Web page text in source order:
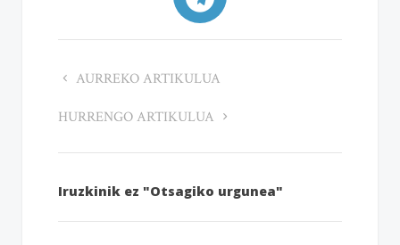
AURREKO ARTIKULUA
HURRENGO ARTIKULUA
Iruzkinik ez "Otsagiko urgunea"